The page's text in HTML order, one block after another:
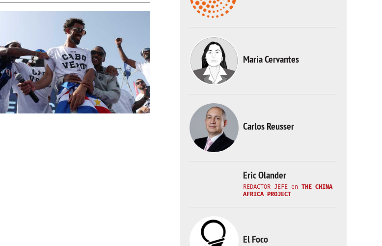
María Cervantes
Carlos Reusser
Eric Olander
REDACTOR JEFE en THE CHINA
AFRICA PROJECT
El Foco